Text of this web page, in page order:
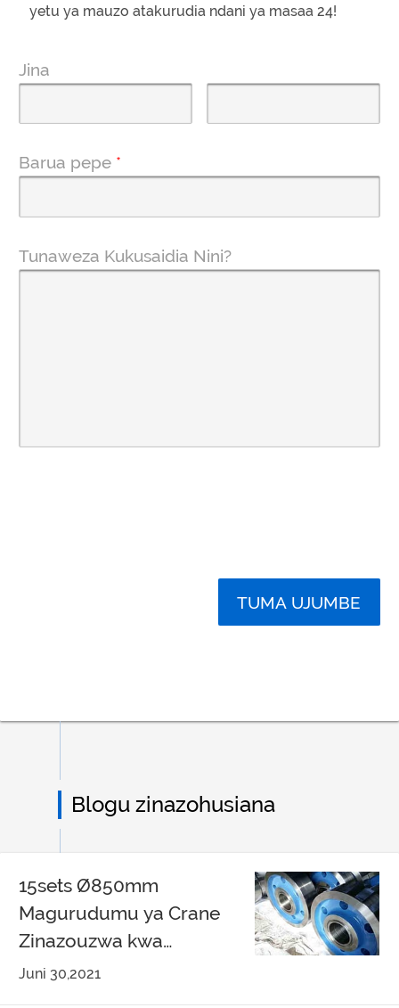
yetu ya mauzo atakurudia ndani ya masaa 24!
Jina
Barua pepe *
Tunaweza Kukusaidia Nini?
TUMA UJUMBE
Blogu zinazohusiana
15sets Ø850mm
Magurudumu ya Crane
Zinazouzwa kwa
Singapore
Juni 30,2021